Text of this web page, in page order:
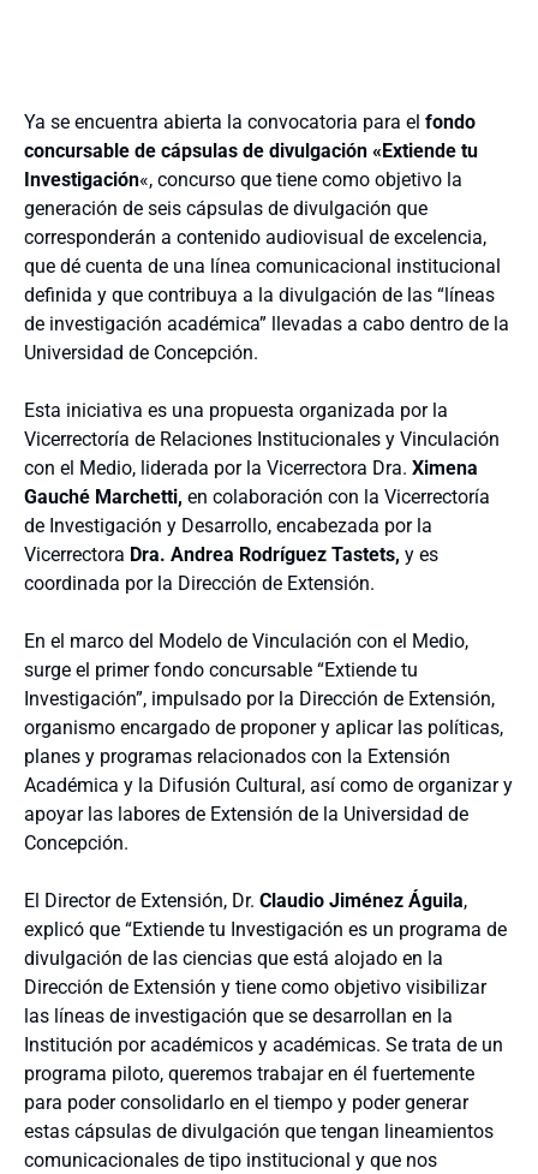
Ya se encuentra abierta la convocatoria para el fondo
concursable de cápsulas de divulgación «Extiende tu
Investigación«, concurso que tiene como objetivo la
generación de seis cápsulas de divulgación que
corresponderán a contenido audiovisual de excelencia,
que dé cuenta de una línea comunicacional institucional
definida y que contribuya a la divulgación de las “líneas
de investigación académica” llevadas a cabo dentro de la
Universidad de Concepción.
Esta iniciativa es una propuesta organizada por la
Vicerrectoría de Relaciones Institucionales y Vinculación
con el Medio, liderada por la Vicerrectora Dra. Ximena
Gauché Marchetti, en colaboración con la Vicerrectoría
de Investigación y Desarrollo, encabezada por la
Vicerrectora Dra. Andrea Rodríguez Tastets, y es
coordinada por la Dirección de Extensión.
En el marco del Modelo de Vinculación con el Medio,
surge el primer fondo concursable “Extiende tu
Investigación”, impulsado por la Dirección de Extensión,
organismo encargado de proponer y aplicar las políticas,
planes y programas relacionados con la Extensión
Académica y la Difusión Cultural, así como de organizar y
apoyar las labores de Extensión de la Universidad de
Concepción.
El Director de Extensión, Dr. Claudio Jiménez Águila,
explicó que “Extiende tu Investigación es un programa de
divulgación de las ciencias que está alojado en la
Dirección de Extensión y tiene como objetivo visibilizar
las líneas de investigación que se desarrollan en la
Institución por académicos y académicas. Se trata de un
programa piloto, queremos trabajar en él fuertemente
para poder consolidarlo en el tiempo y poder generar
estas cápsulas de divulgación que tengan lineamientos
comunicacionales de tipo institucional y que nos